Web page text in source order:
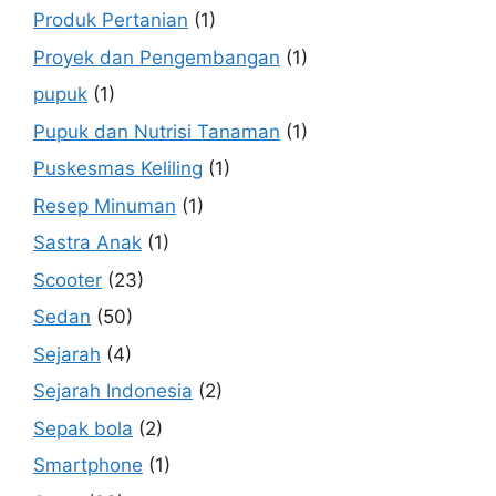
Produk Pertanian (1)
Proyek dan Pengembangan (1)
pupuk (1)
Pupuk dan Nutrisi Tanaman (1)
Puskesmas Keliling (1)
Resep Minuman (1)
Sastra Anak (1)
Scooter (23)
Sedan (50)
Sejarah (4)
Sejarah Indonesia (2)
Sepak bola (2)
Smartphone (1)